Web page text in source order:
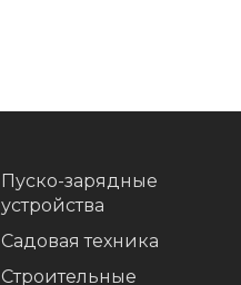
Пуско-зарядные
устройства
Садовая техника
Строительные